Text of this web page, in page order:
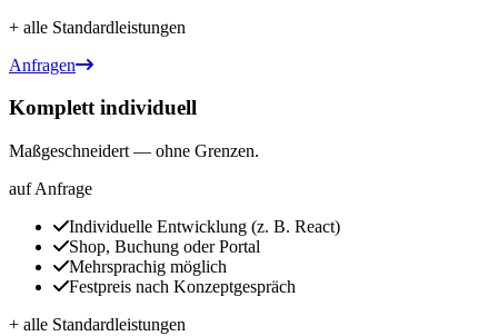
+ alle Standardleistungen
Anfragen
Komplett individuell
Maßgeschneidert — ohne Grenzen.
auf Anfrage
Individuelle Entwicklung (z. B. React)
Shop, Buchung oder Portal
Mehrsprachig möglich
Festpreis nach Konzeptgespräch
+ alle Standardleistungen